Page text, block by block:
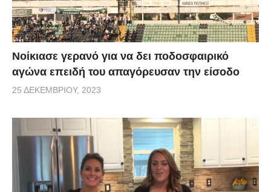
Νοίκιασε γερανό για να δει ποδοσφαιρικό
αγώνα επειδή του απαγόρευσαν την είσοδο
25 ΔΕΚΕΜΒΡΊΟΥ, 2023